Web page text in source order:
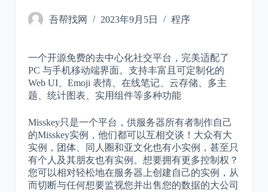
吾帮找网 2023年9月5日 程序
一个开源免费的去中心化社交平台，完美适配了
PC 与手机移动端界面。支持丰富且可定制化的
Web UI、Emoji 表情、在线笔记、云存储、多主
题、统计图表、实用组件等多种功能
Misskey只是一个平台，供服务器所有者制作自己
的Misskey实例，他们都可以互相交谈！大众有大
实例，团体、同人圈和亚文化也有小实例，甚至只
有个人及其朋友也有实例。想要拥有更多控制权？
您可以相对轻松地在服务器上创建自己的实例，从
而切断与任何想要监视您并出售您的数据的大公司